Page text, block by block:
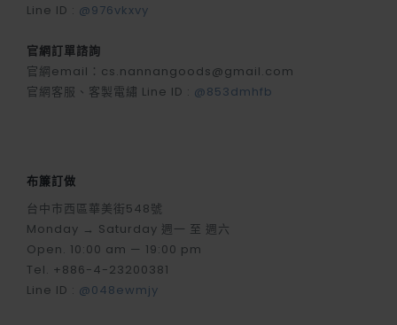
Line ID : @976vkxvy
官網訂單諮詢
官網email：cs.nannangoods@gmail.com
官網客服、客製電繡 Line ID : @853dmhfb
布簾訂做
台中市西區華美街548號
Monday → Saturday 週一 至 週六
Open. 10:00 am — 19:00 pm
Tel. +886-4-23200381
Line ID : @048ewmjy